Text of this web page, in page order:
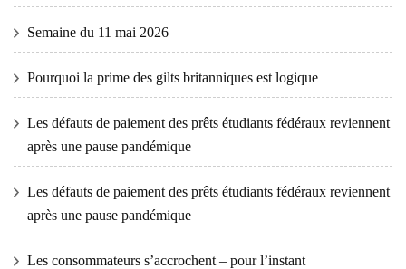
Semaine du 11 mai 2026
Pourquoi la prime des gilts britanniques est logique
Les défauts de paiement des prêts étudiants fédéraux reviennent
après une pause pandémique
Les défauts de paiement des prêts étudiants fédéraux reviennent
après une pause pandémique
Les consommateurs s’accrochent – ​​pour l’instant